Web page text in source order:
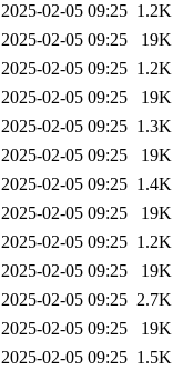
2025-02-05 09:25 1.2K
2025-02-05 09:25
19K
2025-02-05 09:25 1.2K
2025-02-05 09:25
19K
2025-02-05 09:25 1.3K
2025-02-05 09:25
19K
2025-02-05 09:25 1.4K
2025-02-05 09:25
19K
2025-02-05 09:25 1.2K
2025-02-05 09:25
19K
2025-02-05 09:25 2.7K
2025-02-05 09:25
19K
2025-02-05 09:25 1.5K